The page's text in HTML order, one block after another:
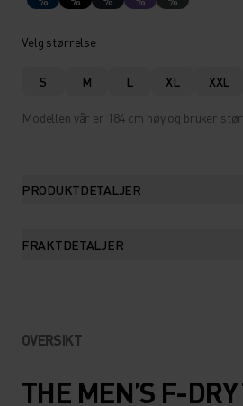
Velg størrelse
S M L XL XXL
Modellen vår er 184 cm høy og bruker
PRODUKTDETALJER
FRAKTDETALJER
OVERSIKT
THE MEN’S F-